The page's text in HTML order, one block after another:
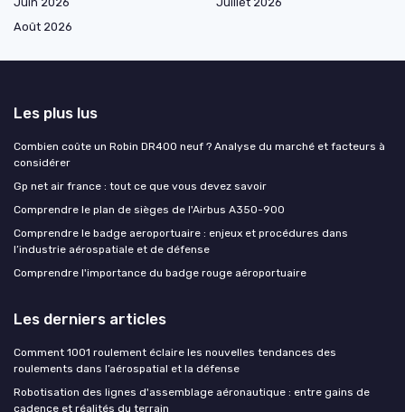
Août 2026
Les plus lus
Combien coûte un Robin DR400 neuf ? Analyse du marché et facteurs à
considérer
Gp net air france : tout ce que vous devez savoir
Comprendre le plan de sièges de l'Airbus A350-900
Comprendre le badge aeroportuaire : enjeux et procédures dans
l’industrie aérospatiale et de défense
Comprendre l'importance du badge rouge aéroportuaire
Les derniers articles
Comment 1001 roulement éclaire les nouvelles tendances des
roulements dans l’aérospatial et la défense
Robotisation des lignes d'assemblage aéronautique : entre gains de
cadence et réalités du terrain